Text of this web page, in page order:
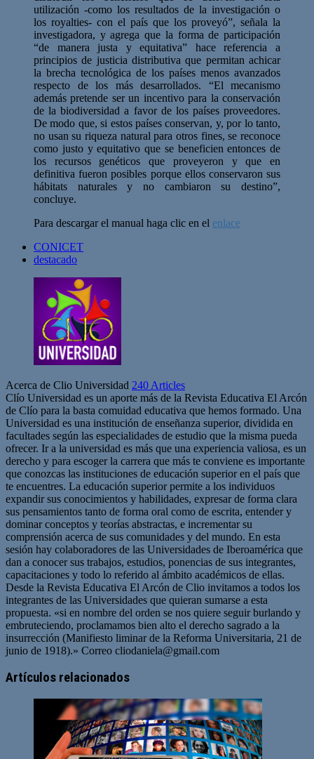
utilización -como los resultados de la investigación o
los royalties- con el país que los proveyó”, señala la
investigadora, y agrega que la forma de participación
“de manera justa y equitativa” hace referencia a
principios de justicia distributiva que permitan achicar
la brecha tecnológica de los países menos avanzados
respecto de los más desarrollados. “El mecanismo
además pretende ser un incentivo para la conservación
de la biodiversidad a favor de los países proveedores.
De modo que, si estos países conservan, y, por lo tanto,
no usan su riqueza natural para otros fines, se reconoce
como justo y equitativo que se beneficien entonces de
los recursos genéticos que proveyeron y que en
definitiva fueron posibles porque ellos conservaron sus
hábitats naturales y no cambiaron su destino”,
concluye.
Para descargar el manual haga clic en el enlace
CONICET
destacado
Acerca de Clio Universidad 240 Articles
Clío Universidad es un aporte más de la Revista Educativa El Arcón
de Clío para la basta comuidad educativa que hemos formado. Una
Universidad es una institución de enseñanza superior, dividida en
facultades según las especialidades de estudio que la misma pueda
ofrecer. Ir a la universidad es más que una experiencia valiosa, es un
derecho y para escoger la carrera que más te conviene es importante
que conozcas las instituciones de educación superior en el país que
te encuentres. La educación superior permite a los individuos
expandir sus conocimientos y habilidades, expresar de forma clara
sus pensamientos tanto de forma oral como de escrita, entender y
dominar conceptos y teorías abstractas, e incrementar su
comprensión acerca de sus comunidades y del mundo. En esta
sesión hay colaboradores de las Universidades de Iberoamérica que
dan a conocer sus trabajos, estudios, ponencias de sus integrantes,
capacitaciones y todo lo referido al ámbito académicos de ellas.
Desde la Revista Educativa El Arcón de Clio invitamos a todos los
integrantes de las Universidades que quieran sumarse a esta
propuesta. «si en nombre del orden se nos quiere seguir burlando y
embruteciendo, proclamamos bien alto el derecho sagrado a la
insurrección (Manifiesto liminar de la Reforma Universitaria, 21 de
junio de 1918).» Correo cliodaniela@gmail.com
Artículos relacionados